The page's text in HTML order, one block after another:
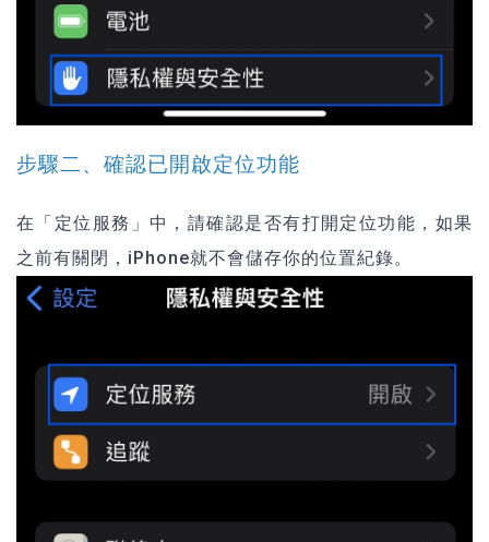
步驟二、確認已開啟定位功能
在「定位服務」中，請確認是否有打開定位功能，如果
之前有關閉，iPhone就不會儲存你的位置紀錄。